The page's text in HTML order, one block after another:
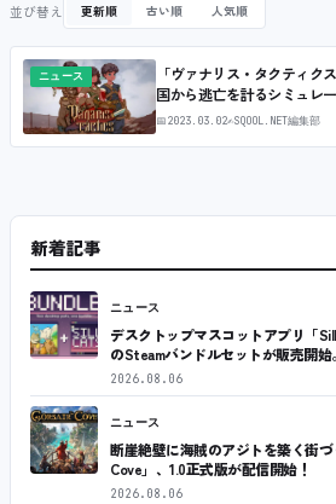
並び替え 更新順 古い順 人気順
ニュース
「ヴァナリス・タクティク
国から逃亡を計るシミュレ
📅2023.03.02✍SQOOL.NET編集部
新着記事
ニュース
デスクトップマスコットアプリ「
のSteamバンドルセットが販売開
2026.08.06
ニュース
断崖絶壁に海賊のアジトを築く街
Cove」、1.0正式版が配信開始！
2026.08.06